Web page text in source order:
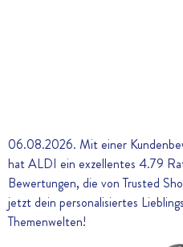
06.08.2026. Mit einer
hat ALDI ein exzellentes 4.79
Bewertungen, die von Trusted
jetzt dein personalisiertes
Themenwelten!